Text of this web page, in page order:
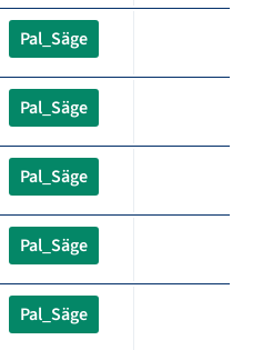
Pal_Säge
Pal_Säge
Pal_Säge
Pal_Säge
Pal_Säge